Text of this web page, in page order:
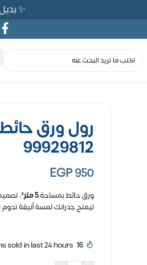
✨ بديل الرخام المرن
99929812
EGP950
ورق حائط بمساحة5 متر²
،
ليمنح جدرانك لمسة أنيقة تدوم
16
sold in last 24 hours